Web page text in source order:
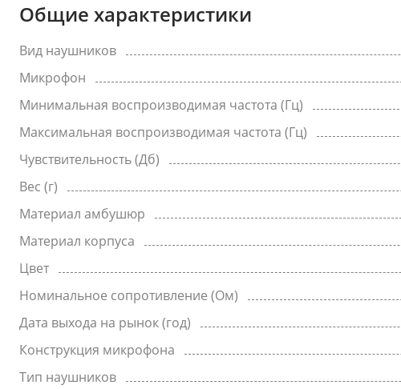
Общие характеристики
Вид наушников
Микрофон
Минимальная воспроизводимая частота (Гц)
Максимальная воспроизводимая частота (Гц)
Чувствительность (Дб)
Вес (г)
Материал амбушюр
Материал корпуса
Цвет
Номинальное сопротивление (Ом)
Дата выхода на рынок (год)
Конструкция микрофона
Тип наушников